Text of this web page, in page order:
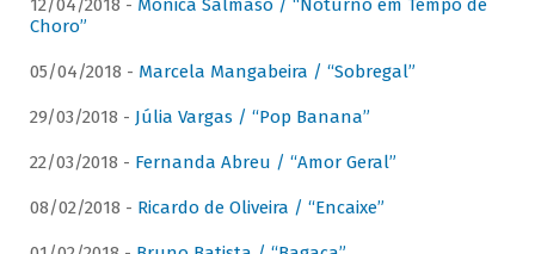
12/04/2018 - Mônica Salmaso / “Noturno em Tempo de
Choro”
05/04/2018 - Marcela Mangabeira / “Sobregal”
29/03/2018 - Júlia Vargas / “Pop Banana”
22/03/2018 - Fernanda Abreu / “Amor Geral”
08/02/2018 - Ricardo de Oliveira / “Encaixe”